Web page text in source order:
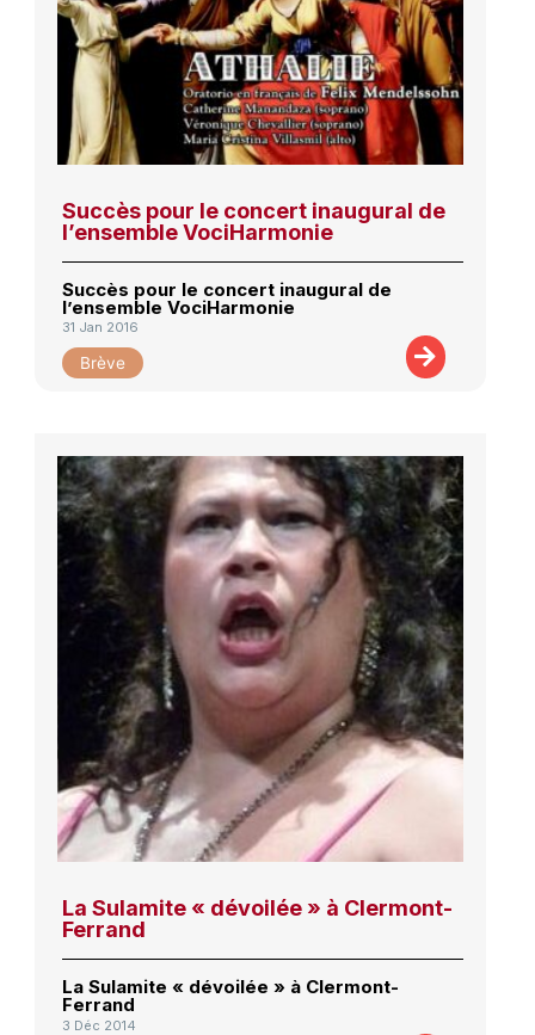
Succès pour le concert inaugural de
l’ensemble VociHarmonie
Succès pour le concert inaugural de
l’ensemble VociHarmonie
31 Jan 2016
Brève
La Sulamite « dévoilée » à Clermont-
Ferrand
La Sulamite « dévoilée » à Clermont-
Ferrand
3 Déc 2014